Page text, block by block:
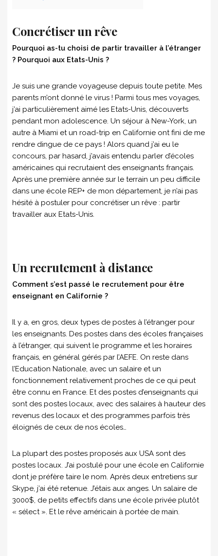
Concrétiser un rêve
Pourquoi as-tu choisi de partir travailler à l’étranger
? Pourquoi aux Etats-Unis ?
Je suis une grande voyageuse depuis toute petite. Mes
parents m’ont donné le virus ! Parmi tous mes voyages,
j’ai particulièrement aimé les Etats-Unis, découverts
pendant mon adolescence. Un séjour à New-York, un
autre à Miami et un road-trip en Californie ont fini de me
rendre dingue de ce pays ! Alors quand j’ai eu le
concours, par hasard, j’avais entendu parler d’écoles
américaines qui recrutaient des enseignants français.
Après une première année sur le terrain un peu difficile
dans une école REP+ de mon département, je n’ai pas
hésité à postuler pour concrétiser un rêve : partir
travailler aux Etats-Unis.
Un recrutement à distance
Comment s’est passé le recrutement pour être
enseignant en Californie ?
Il y a, en gros, deux types de postes à l’étranger pour
les enseignants. Des postes dans des écoles françaises
à l’étranger, qui suivent le programme et les horaires
français, en général gérés par l’AEFE. On reste dans
l’Education Nationale, avec un salaire et un
fonctionnement relativement proches de ce qui peut
être connu en France. Et des postes d’enseignants qui
sont des postes locaux, avec des salaires à hauteur des
revenus des locaux et des programmes parfois très
éloignés de ceux de nos écoles…
La plupart des postes proposés aux USA sont des
postes locaux. J’ai postulé pour une école en Californie
dont je préfère taire le nom. Après deux entretiens sur
Skype, j’ai été retenue. J’étais aux anges. Un salaire de
3000$, de petits effectifs dans une école privée plutôt
« sélect ». Et le rêve américain à portée de main.